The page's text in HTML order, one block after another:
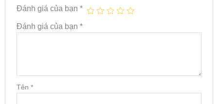
Đánh giá của bạn *
Đánh giá của bạn *
Tên *